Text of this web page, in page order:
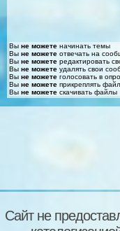
Вы не можете начинать темы
Вы не можете отвечать на
Вы не можете редактировать
Вы не можете удалять свои
Вы не можете голосовать в
Вы не можете прикреплять
Вы не можете скачивать файлы
Сайт не